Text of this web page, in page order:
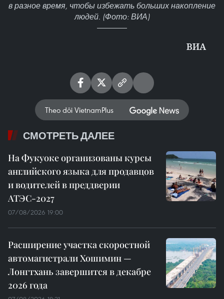
в разное время, чтобы избежать больших накопление
людей. (Фото: ВИА)
ВИА
Theo dõi VietnamPlus
СМОТРЕТЬ ДАЛЕЕ
На Фукуоке организованы курсы
английского языка для продавцов
и водителей в преддверии
АТЭС-2027
07/08/2026 19:00
Расширение участка скоростной
автомагистрали Хошимин —
Лонгтхань завершится в декабре
2026 года